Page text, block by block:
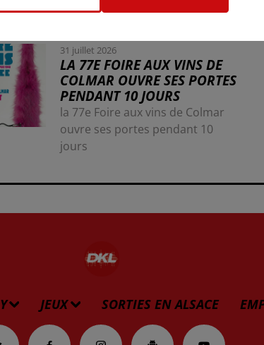
31 juillet 2026
LA 77E FOIRE AUX VINS DE
COLMAR OUVRE SES PORTES
PENDANT 10 JOURS
la 77e Foire aux vins de Colmar
ouvre ses portes pendant 10
jours
JEUX SORTIES EN ALSACE